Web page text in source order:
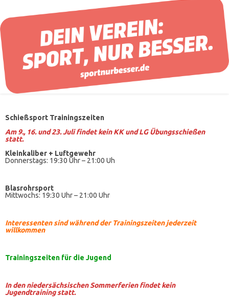
Schießsport Trainingszeiten
Am 9., 16. und 23. Juli findet kein KK und LG Übungsschießen
statt.
Kleinkaliber + Luftgewehr
Donnerstags: 19:30 Uhr – 21:00 Uh
Blasrohrsport
Mittwochs: 19:30 Uhr – 21:00 Uhr
Interessenten sind während der Trainingszeiten jederzeit
willkommen
Trainingszeiten für die Jugend
In den niedersächsischen Sommerferien findet kein
Jugendtraining statt.